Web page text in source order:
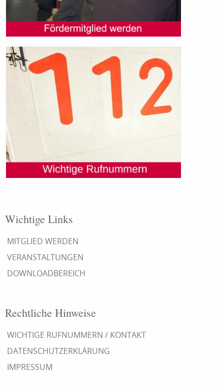
Wichtige Links
MITGLIED WERDEN
VERANSTALTUNGEN
DOWNLOADBEREICH
Rechtliche Hinweise
WICHTIGE RUFNUMMERN / KONTAKT
DATENSCHUTZERKLÄRUNG
IMPRESSUM